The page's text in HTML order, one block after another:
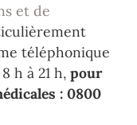
et de
téléphonique
h à 21 h, pour
: 0800